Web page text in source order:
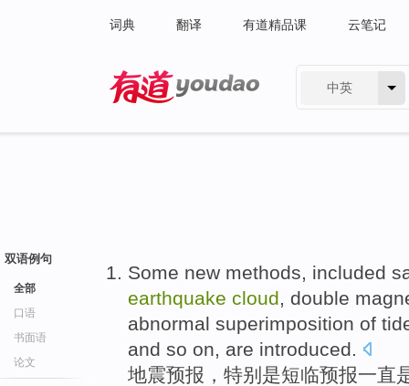
词典 翻译 有道精品课 云笔记
中英
双语例句
全部
口语
书面语
论文
Some new methods, included
earthquake cloud, double
abnormal superimposition of
and so on, are introduced.
地震预报，特别是短临预报一直